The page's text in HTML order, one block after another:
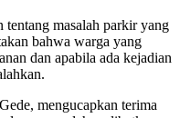
tentang masalah parkir yang
bahwa warga yang
dan apabila ada kejadian
mengucapkan terima